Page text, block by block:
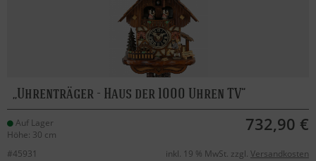
Uhrenträger - Haus der 1000 Uhren TV
Auf Lager
Höhe: 30 cm
732,90 €
#45931 inkl. 19 % MwSt. zzgl. Versandkosten